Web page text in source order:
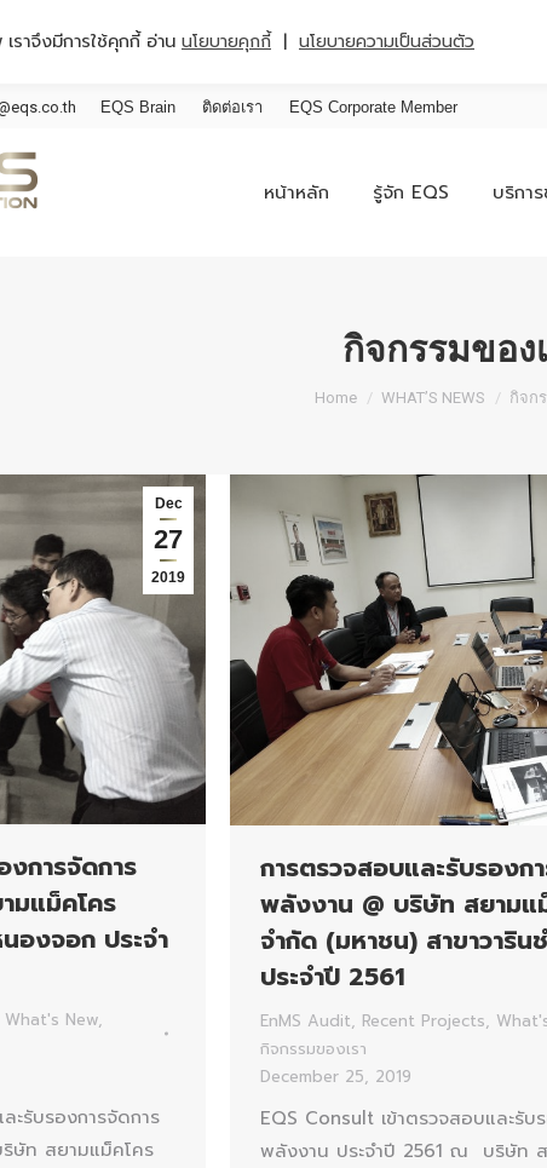
EQS Brain ติดต่อเรา EQS Corporate Member
หน้าหลัก รู้จัก EQS บริการ
กิจกรรมของ
You are here:
Home WHAT’S NEWS กิจก
Dec
27
2019
งการจัดการ
มแม็คโคร
องจอก ประจำ
What's New,
ะรับรองการจัดการ
ษัท สยามแม็คโคร
การตรวจสอบและรับรองก
พลังงาน @ บริษัท สยามแ
จำกัด (มหาชน) สาขาวาริน
ประจำปี 2561
EnMS Audit, Recent Projects,
กิจกรรมของเรา
December 25, 2019
EQS Consult เข้าตรวจสอบและรับ
พลังงาน ประจำปี 2561 ณ บริษัท
ราจึงมีการใช้คุกกี้ อ่าน นโยบายคุกกี้ | นโยบายความเป็นส่วนตัว